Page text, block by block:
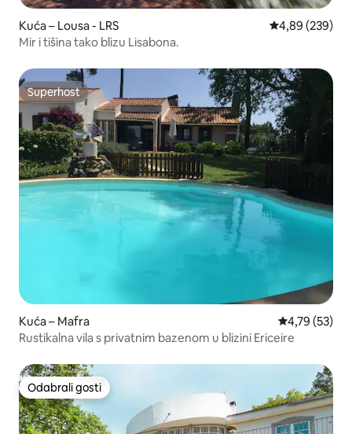
Kuća – Lousa - LRS Prosječna
4,89 (239)
Mir i tišina tako blizu Lisabona.
Superhost
Superhost
Kuća – Mafra Prosječna
4,79 (53)
Rustikalna vila s privatnim bazenom u blizini Ericeire
Odabrali gosti
Odabrali gosti